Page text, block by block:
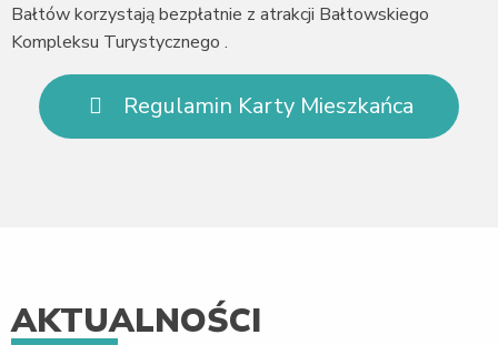
Bałtów korzystają bezpłatnie z atrakcji Bałtowskiego
Kompleksu Turystycznego .
Regulamin Karty Mieszkańca
AKTUALNOŚCI